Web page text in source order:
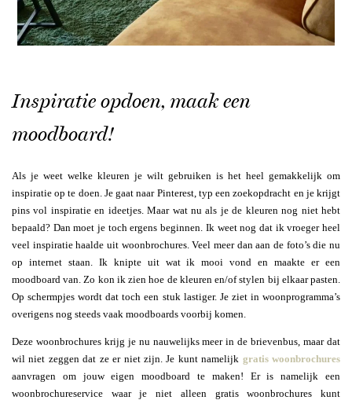
Inspiratie opdoen, maak een
moodboard!
Als je weet welke kleuren je wilt gebruiken is het heel gemakkelijk om
inspiratie op te doen. Je gaat naar Pinterest, typ een zoekopdracht en je krijgt
pins vol inspiratie en ideetjes. Maar wat nu als je de kleuren nog niet hebt
bepaald? Dan moet je toch ergens beginnen. Ik weet nog dat ik vroeger heel
veel inspiratie haalde uit woonbrochures. Veel meer dan aan de foto’s die nu
op internet staan. Ik knipte uit wat ik mooi vond en maakte er een
moodboard van. Zo kon ik zien hoe de kleuren en/of stylen bij elkaar pasten.
Op schermpjes wordt dat toch een stuk lastiger. Je ziet in woonprogramma’s
overigens nog steeds vaak moodboards voorbij komen.
Deze woonbrochures krijg je nu nauwelijks meer in de brievenbus, maar dat
wil niet zeggen dat ze er niet zijn. Je kunt namelijk gratis woonbrochures
aanvragen om jouw eigen moodboard te maken! Er is namelijk een
woonbrochureservice waar je niet alleen gratis woonbrochures kunt